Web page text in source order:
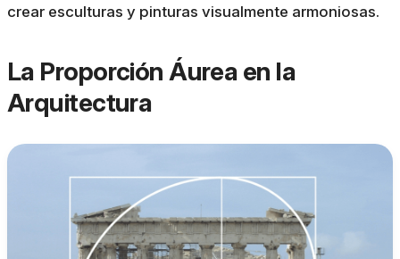
crear esculturas y pinturas visualmente armoniosas.
La Proporción Áurea en la
Arquitectura